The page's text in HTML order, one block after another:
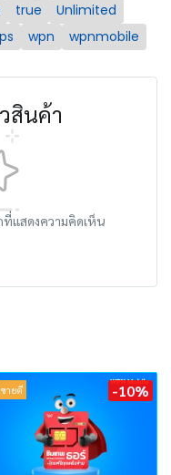
true
Unlimited
wpn
wpnmobile
สินค้า
แสดงความคิดเห็น
ายดี -10%